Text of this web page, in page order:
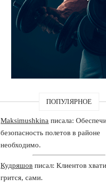
ПОПУЛЯРНОЕ
Maksimushkina писала:
безопасность полетов в районе
необходимо.
Кудряшов писал: Клиентов
грится, сами.